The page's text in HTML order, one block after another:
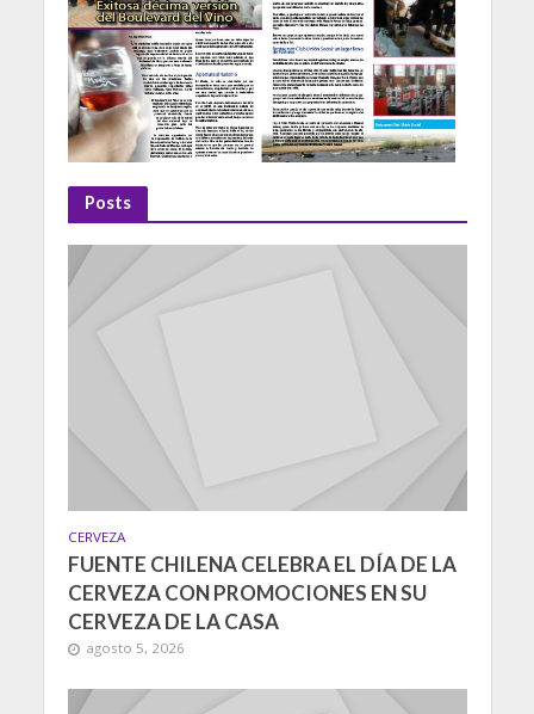
Posts
CERVEZA
FUENTE CHILENA CELEBRA EL DÍA DE LA
CERVEZA CON PROMOCIONES EN SU
CERVEZA DE LA CASA
agosto 5, 2026